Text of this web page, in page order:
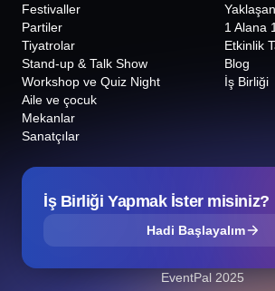
Festivaller
Partiler
Tiyatrolar
Stand-up & Talk Show
Workshop ve Quiz Night
Aile ve çocuk
Mekanlar
Sanatçılar
1 Alana
Etkinlik
Blog
İş Birliği
İş Birliği Yapmak İster misiniz?
Hadi Başlayalım
EventPal 2025